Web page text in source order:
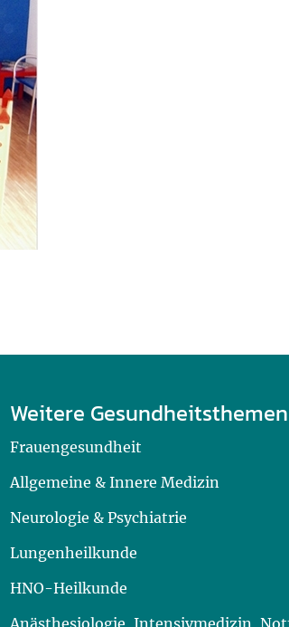
Weitere Gesundheitsthemen
Frauengesundheit
Allgemeine & Innere Medizin
Neurologie & Psychiatrie
Lungenheilkunde
HNO-Heilkunde
Anästhesiologie, Intensivmedizin,